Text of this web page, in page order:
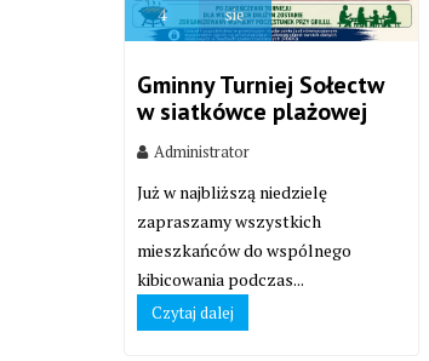
4 sie
Gminny Turniej Sołectw
w siatkówce plażowej
Administrator
Już w najbliższą niedzielę
zapraszamy wszystkich
mieszkańców do wspólnego
kibicowania podczas...
Czytaj dalej